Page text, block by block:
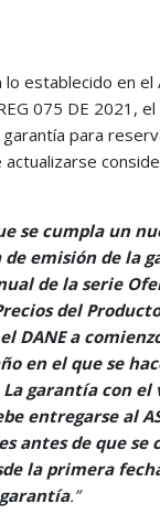
lo establecido en el
075 DE 2021,
para
actualizarse
se cumpla un
de emisión de la
de la serie
del
DANE a
en el que se
garantía con el
entregarse al
antes de que se
la primera
.”